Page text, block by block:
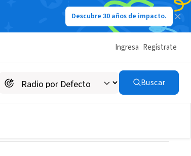
Descubre 30 años de impacto.
Ingresa Regístrate
Buscar